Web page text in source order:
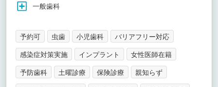
一般歯科
予約可 虫歯 小児歯科
バリアフリー対応
感染症対策実施
インプラント
女性医師在籍
予防歯科
土曜診療 保険診療
親知らず